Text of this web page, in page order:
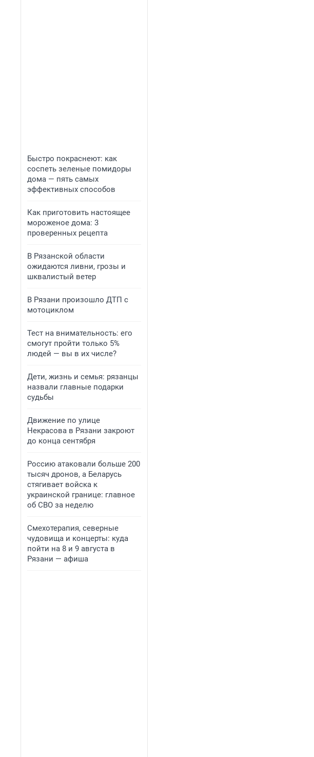
Быстро покраснеют: как
соспеть зеленые помидоры
дома — пять самых
эффективных способов
Как приготовить настоящее
мороженое дома: 3
проверенных рецепта
В Рязанской области
ожидаются ливни, грозы и
шквалистый ветер
В Рязани произошло ДТП с
мотоциклом
Тест на внимательность: его
смогут пройти только 5%
людей — вы в их числе?
Дети, жизнь и семья: рязанцы
назвали главные подарки
судьбы
Движение по улице
Некрасова в Рязани закроют
до конца сентября
Россию атаковали больше 200
тысяч дронов, а Беларусь
стягивает войска к
украинской границе: главное
об СВО за неделю
Смехотерапия, северные
чудовища и концерты: куда
пойти на 8 и 9 августа в
Рязани — афиша